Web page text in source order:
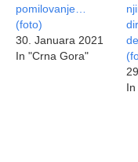
pomilovanje…
(foto)
30. Januara 2021
In "Crna Gora"